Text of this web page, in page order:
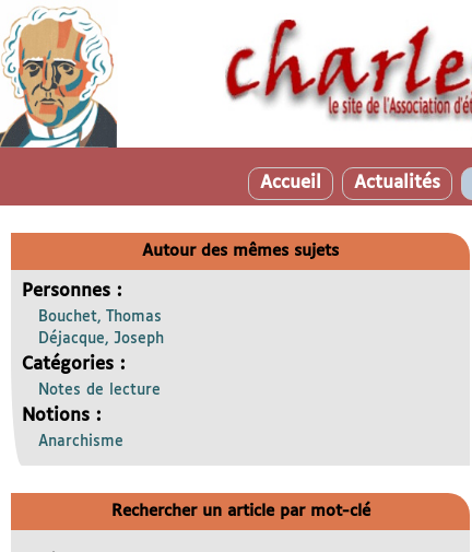
Accueil Actualités
Autour des mêmes sujets
Personnes :
Bouchet, Thomas
Déjacque, Joseph
Catégories :
Notes de lecture
Notions :
Anarchisme
Rechercher un article par mot-clé